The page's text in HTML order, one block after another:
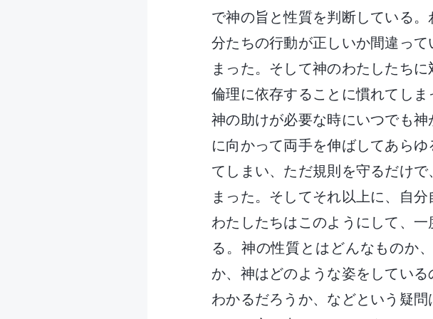
で神の旨と性質を判断している
分たちの行動が正しいか間違っ
まった。そして神のわたしたち
倫理に依存することに慣れてしま
神の助けが必要な時にいつでも
に向かって両手を伸ばしてあら
てしまい、ただ規則を守るだけ
まった。そしてそれ以上に、自
わたしたちはこのようにして、
る。神の性質とはどんなものか
か、神はどのような姿をしてい
わかるだろうか、などという疑